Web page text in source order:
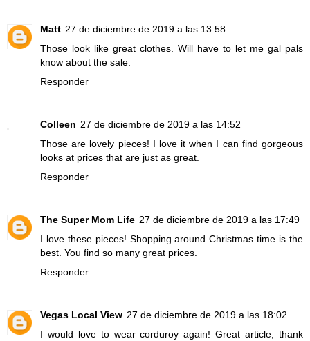
Matt 27 de diciembre de 2019 a las 13:58
Those look like great clothes. Will have to let me gal pals
know about the sale.
Responder
Colleen 27 de diciembre de 2019 a las 14:52
Those are lovely pieces! I love it when I can find gorgeous
looks at prices that are just as great.
Responder
The Super Mom Life 27 de diciembre de 2019 a las 17:49
I love these pieces! Shopping around Christmas time is the
best. You find so many great prices.
Responder
Vegas Local View 27 de diciembre de 2019 a las 18:02
I would love to wear corduroy again! Great article, thank